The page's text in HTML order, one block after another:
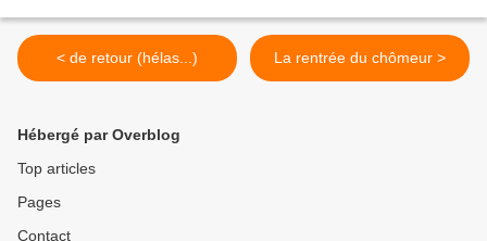
< de retour (hélas...) La rentrée du chômeur >
Hébergé par Overblog
Top articles
Pages
Contact